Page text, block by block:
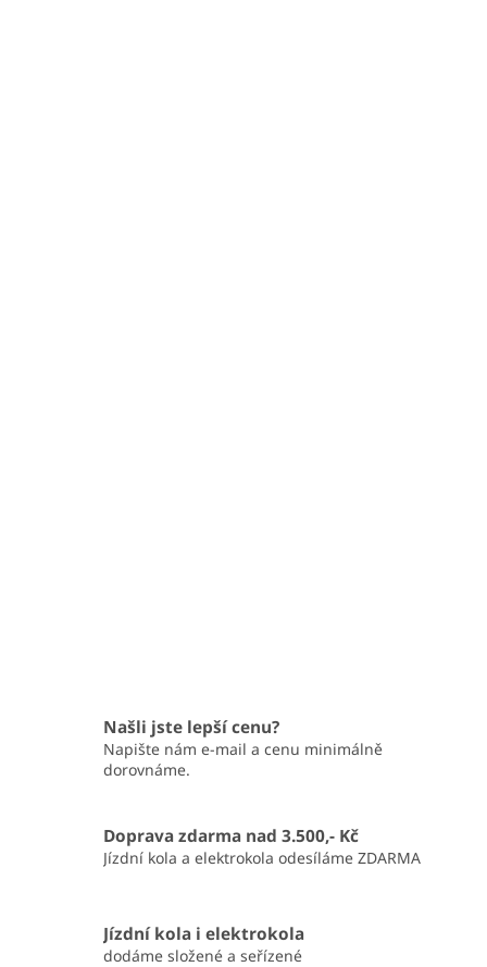
Našli jste lepší cenu?
Napište nám e-mail a cenu minimálně
dorovnáme.
Doprava zdarma nad 3.500,- Kč
Jízdní kola a elektrokola odesíláme ZDARMA
Jízdní kola i elektrokola
dodáme složené a seřízené